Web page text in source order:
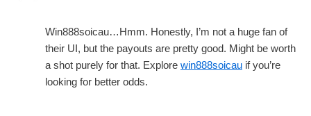
Win888soicau…Hmm. Honestly, I’m not a huge fan of
their UI, but the payouts are pretty good. Might be worth
a shot purely for that. Explore win888soicau if you’re
looking for better odds.